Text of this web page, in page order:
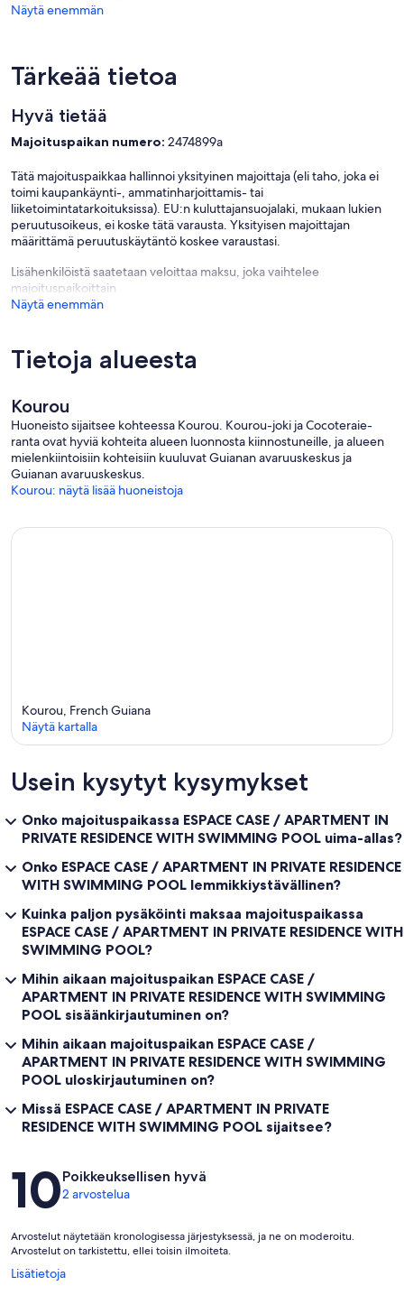
Näytä enemmän
Tärkeää tietoa
Hyvä tietää
Majoituspaikan numero: 2474899a
Tätä majoituspaikkaa hallinnoi yksityinen majoittaja (eli taho, joka ei
toimi kaupankäynti-, ammatinharjoittamis- tai
liiketoimintatarkoituksissa). EU:n kuluttajansuojalaki, mukaan lukien
peruutusoikeus, ei koske tätä varausta. Yksityisen majoittajan
määrittämä peruutuskäytäntö koskee varaustasi.
Lisähenkilöistä saatetaan veloittaa maksu, joka vaihtelee
majoituspaikoittain
Näytä enemmän
Tietoja alueesta
Kourou
Huoneisto sijaitsee kohteessa Kourou. Kourou-joki ja Cocoteraie-
ranta ovat hyviä kohteita alueen luonnosta kiinnostuneille, ja alueen
mielenkiintoisiin kohteisiin kuuluvat Guianan avaruuskeskus ja
Guianan avaruuskeskus.
Kourou: näytä lisää huoneistoja
Kartta
Kourou, French Guiana
Näytä kartalla
Usein kysytyt kysymykset
Onko majoituspaikassa ESPACE CASE / APARTMENT IN
PRIVATE RESIDENCE WITH SWIMMING POOL uima-allas?
Onko ESPACE CASE / APARTMENT IN PRIVATE RESIDENCE
WITH SWIMMING POOL lemmikkiystävällinen?
Kuinka paljon pysäköinti maksaa majoituspaikassa
ESPACE CASE / APARTMENT IN PRIVATE RESIDENCE WITH
SWIMMING POOL?
Mihin aikaan majoituspaikan ESPACE CASE /
APARTMENT IN PRIVATE RESIDENCE WITH SWIMMING
POOL sisäänkirjautuminen on?
Mihin aikaan majoituspaikan ESPACE CASE /
APARTMENT IN PRIVATE RESIDENCE WITH SWIMMING
POOL uloskirjautuminen on?
Missä ESPACE CASE / APARTMENT IN PRIVATE
RESIDENCE WITH SWIMMING POOL sijaitsee?
Arvostelut
10Poikkeuksellisen hyvä
2 arvostelua
Arvostelut näytetään kronologisessa järjestyksessä, ja ne on moderoitu.
Arvostelut on tarkistettu, ellei toisin ilmoiteta.
Lisätietoja
Avautuu